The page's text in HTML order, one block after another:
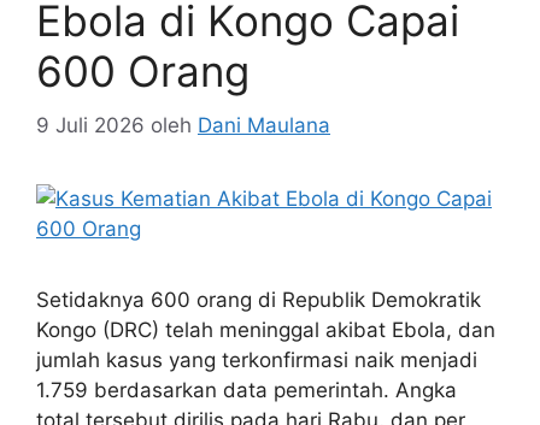
Ebola di Kongo Capai
600 Orang
9 Juli 2026 oleh Dani Maulana
Setidaknya 600 orang di Republik Demokratik
Kongo (DRC) telah meninggal akibat Ebola, dan
jumlah kasus yang terkonfirmasi naik menjadi
1.759 berdasarkan data pemerintah. Angka
total tersebut dirilis pada hari Rabu, dan per